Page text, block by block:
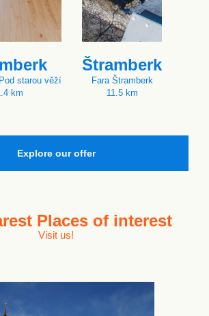
starou věží
km
Štramberk
Fara Štramberk
11.5 km
Explore our offer
Places of interest
Visit us!